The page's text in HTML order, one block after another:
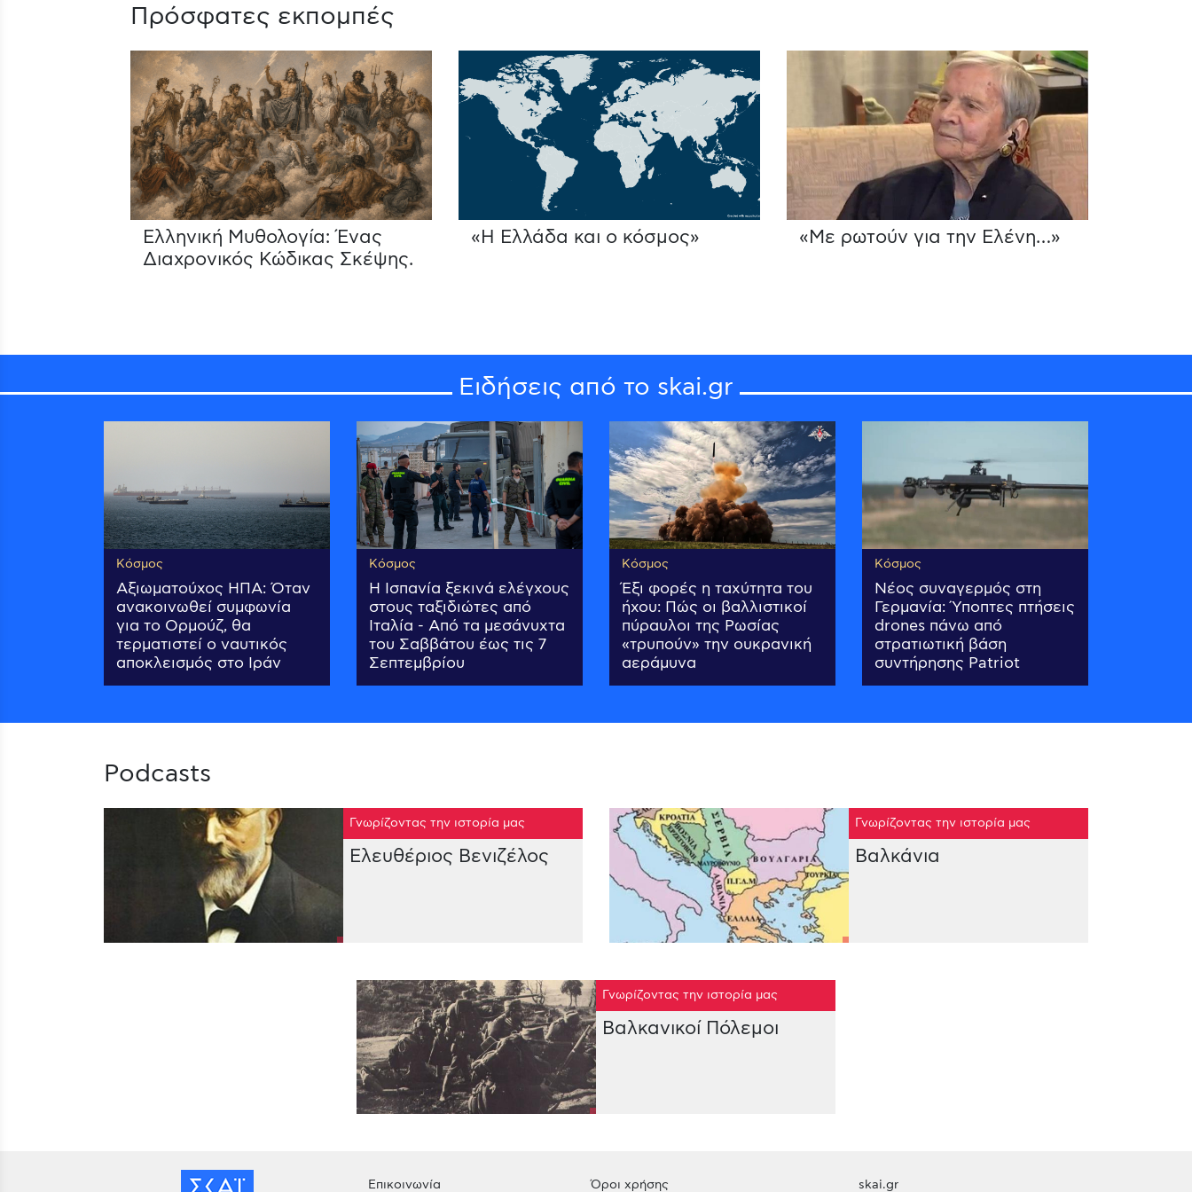
Πρόσφατες εκπομπές
Ελληνική Μυθολογία: Ένας
Διαχρονικός Κώδικας Σκέψης.
«Η Ελλάδα και ο κόσμος» «Με ρωτούν για την Ελένη…»
Ειδήσεις από το skai.gr
Κόσμος
Αξιωματούχος ΗΠΑ: Όταν
ανακοινωθεί συμφωνία
για το Ορμούζ, θα
τερματιστεί ο ναυτικός
αποκλεισμός στο Ιράν
Κόσμος
Η Ισπανία ξεκινά ελέγχους
στους ταξιδιώτες από
Ιταλία - Από τα μεσάνυχτα
του Σαββάτου έως τις 7
Σεπτεμβρίου
Κόσμος
Έξι φορές η ταχύτητα του
ήχου: Πώς οι βαλλιστικοί
πύραυλοι της Ρωσίας
«τρυπούν» την ουκρανική
αεράμυνα
Κόσμος
Νέος συναγερμός στη
Γερμανία: Ύποπτες πτήσεις
drones πάνω από
στρατιωτική βάση
συντήρησης Patriot
Podcasts
Γνωρίζοντας την ιστορία μας
Ελευθέριος Βενιζέλος
Γνωρίζοντας την ιστορία μας
Βαλκάνια
Γνωρίζοντας την ιστορία μας
Βαλκανικοί Πόλεμοι
Επικοινωνία Όροι χρήσης skai.gr